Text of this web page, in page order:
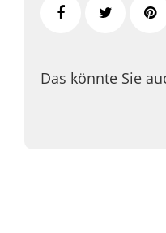
Das könnte Sie